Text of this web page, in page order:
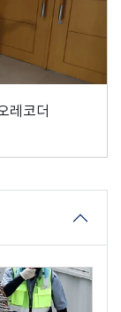
레코더